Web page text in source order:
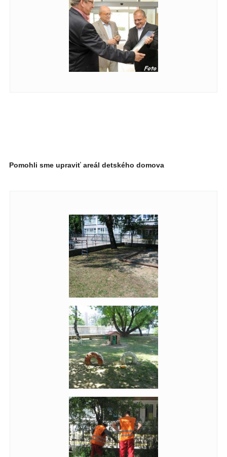
Pomohli sme upraviť areál detského domova